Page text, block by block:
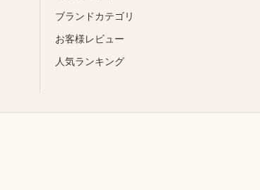
ブランドカテゴリ
お客様レビュー
人気ランキング